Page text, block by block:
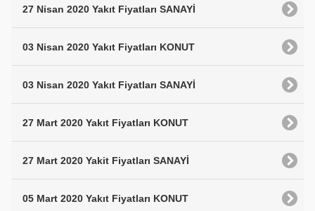
27 Nisan 2020 Yakıt Fiyatları SANAYİ
03 Nisan 2020 Yakıt Fiyatları KONUT
03 Nisan 2020 Yakıt Fiyatları SANAYİ
27 Mart 2020 Yakıt Fiyatları KONUT
27 Mart 2020 Yakit Fiyatları SANAYİ
05 Mart 2020 Yakıt Fiyatları KONUT